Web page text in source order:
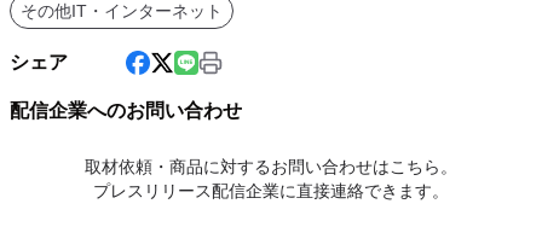
その他IT・インターネット
シェア
配信企業へのお問い合わせ
取材依頼・商品に対するお問い合わせはこちら。
プレスリリース配信企業に直接連絡できます。